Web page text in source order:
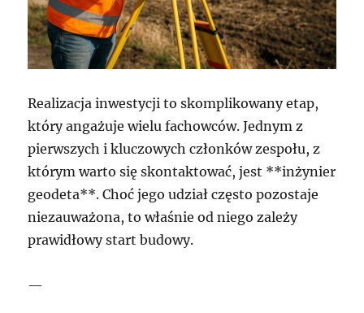
Realizacja inwestycji to skomplikowany etap,
który angażuje wielu fachowców. Jednym z
pierwszych i kluczowych członków zespołu, z
którym warto się skontaktować, jest **inżynier
geodeta**. Choć jego udział często pozostaje
niezauważona, to właśnie od niego zależy
prawidłowy start budowy.
—